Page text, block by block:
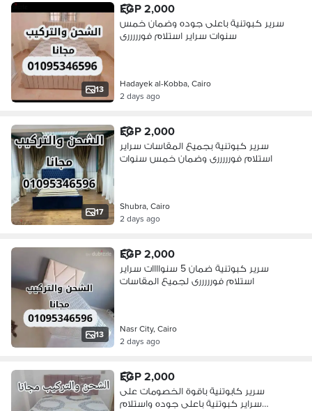
13
EGP 2,000
سرير كبوتنية باعلى جوده وضمان خمس
سنوات سراير استلام فورررررى
Hadayek al-Kobba, Cairo
2 days ago
17
EGP 2,000
سرير كبوتنية بجميع المقاسات سراير
استلام فورررررى وضمان خمس سنوات
Shubra, Cairo
2 days ago
13
EGP 2,000
سرير كبوتنية ضمان 5 سنواااات سراير
استلام فورررررى لجميع المقاسات
Nasr City, Cairo
2 days ago
EGP 2,000
سرير كابوتنية باقوة الخصومات على
سراير كبوتنية باعلى جوده واستلام